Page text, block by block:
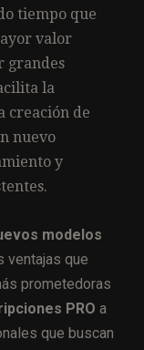
tiempo que
valor
grandes
la
creación de
nuevo
y
modelos
ventajas que
prometedoras
PRO a
que buscan